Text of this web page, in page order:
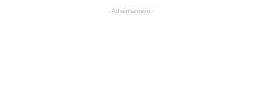
- Advertisement -